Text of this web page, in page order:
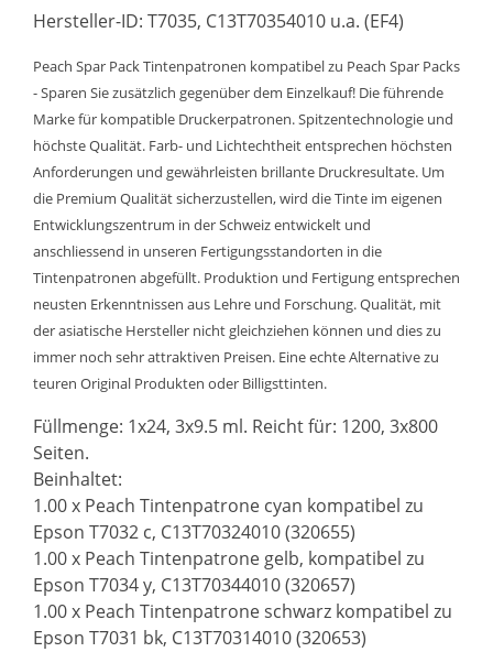
Hersteller-ID: T7035, C13T70354010 u.a. (EF4)
Peach Spar Pack Tintenpatronen kompatibel zu Peach Spar Packs
- Sparen Sie zusätzlich gegenüber dem Einzelkauf! Die führende
Marke für kompatible Druckerpatronen. Spitzentechnologie und
höchste Qualität. Farb- und Lichtechtheit entsprechen höchsten
Anforderungen und gewährleisten brillante Druckresultate. Um
die Premium Qualität sicherzustellen, wird die Tinte im eigenen
Entwicklungszentrum in der Schweiz entwickelt und
anschliessend in unseren Fertigungsstandorten in die
Tintenpatronen abgefüllt. Produktion und Fertigung entsprechen
neusten Erkenntnissen aus Lehre und Forschung. Qualität, mit
der asiatische Hersteller nicht gleichziehen können und dies zu
immer noch sehr attraktiven Preisen. Eine echte Alternative zu
teuren Original Produkten oder Billigsttinten.
Füllmenge: 1x24, 3x9.5 ml. Reicht für: 1200, 3x800
Seiten.
Beinhaltet:
1.00 x Peach Tintenpatrone cyan kompatibel zu
Epson T7032 c, C13T70324010 (320655)
1.00 x Peach Tintenpatrone gelb, kompatibel zu
Epson T7034 y, C13T70344010 (320657)
1.00 x Peach Tintenpatrone schwarz kompatibel zu
Epson T7031 bk, C13T70314010 (320653)